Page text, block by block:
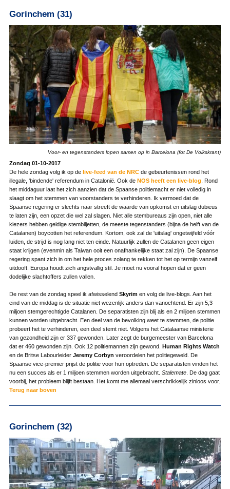
Gorinchem (31)
Voor- en tegenstanders lopen samen op in Barcelona (fot De Volkskrant)
Zondag 01-10-2017
De hele zondag volg ik op delive-feed van de NRCde gebeurtenissen rond het
illegale, 'bindende' referendum in Catalonië. Ook deNOS heeft een live-blog . Rond
het middaguur laat het zich aanzien dat de Spaanse politiemacht er niet volledig in
slaagt om het stemmen van voorstanders te verhinderen. Ik vermoed dat de
Spaanse regering er slechts naar streeft de waarde van opkomst en uitslag dubieus
te laten zijn, een opzet die wel zal slagen. Niet alle stembureaus zijn open, niet alle
kiezers hebben geldige stembiljetten, de meeste tegenstanders (bijna de helft van de
Catalanen) boycotten het referendum. Kortom, ook zal de 'uitslag' ongetwijfeld vóór
luiden, de strijd is nog lang niet ten einde. Natuurlijk zullen de Catalanen geen eigen
staat krijgen (evenmin als Taiwan ooit een onafhankelijke staat zal zijn). De Spaanse
regering spant zich in om het hele proces zolang te rekken tot het op termijn vanzelf
uitdooft. Europa houdt zich angstvallig stil. Je moet nu vooral hopen dat er geen
dodelijke slachtoffers zullen vallen.
De rest van de zondag speel ik afwisselend Skyrimen volg de live-blogs. Aan het
eind van de middag is de situatie niet wezenlijk anders dan vanochtend. Er zijn 5,3
miljoen stemgerechtigde Catalanen. De separatisten zijn blij als en 2 miljoen stemmen
kunnen worden uitgebracht. Een deel van de bevolking weet te stemmen, de politie
probeert het te verhinderen, een deel stemt niet. Volgens het Catalaanse ministerie
van gezondheid zijn er 337 gewonden. Later zegt de burgemeester van Barcelona
dat er 460 gewonden zijn. Ook 12 politiemannen zijn gewond. Human Rights Watch
en de Britse Labourleider Jeremy Corbyn veroordelen het politiegeweld. De
Spaanse vice-premier prijst de politie voor hun optreden. De separatisten vinden het
nu een succes als er 1 miljoen stemmen worden uitgebracht. Stalemate. De dag gaat
voorbij, het probleem blijft bestaan. Het komt me allemaal verschrikkelijk zinloos voor.
Terug naar boven
Gorinchem (32)